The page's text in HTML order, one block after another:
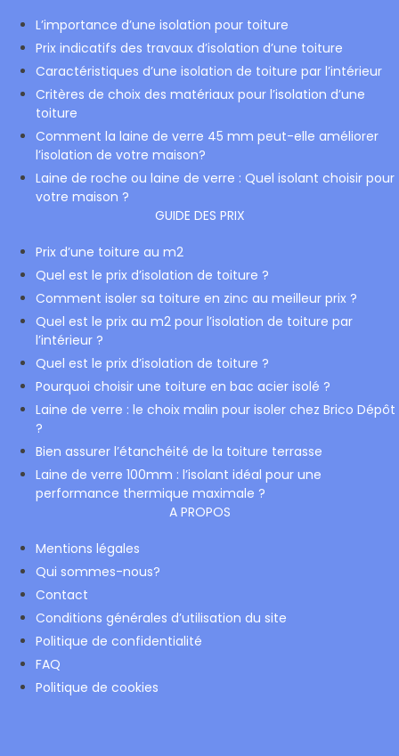
L’importance d’une isolation pour toiture
Prix indicatifs des travaux d’isolation d’une toiture
Caractéristiques d’une isolation de toiture par l’intérieur
Critères de choix des matériaux pour l’isolation d’une
toiture
Comment la laine de verre 45 mm peut-elle améliorer
l’isolation de votre maison?
Laine de roche ou laine de verre : Quel isolant choisir pour
votre maison ?
GUIDE DES PRIX
Prix d’une toiture au m2
Quel est le prix d’isolation de toiture ?
Comment isoler sa toiture en zinc au meilleur prix ?
Quel est le prix au m2 pour l’isolation de toiture par
l’intérieur ?
Quel est le prix d’isolation de toiture ?
Pourquoi choisir une toiture en bac acier isolé ?
Laine de verre : le choix malin pour isoler chez Brico Dépôt
?
Bien assurer l’étanchéité de la toiture terrasse
Laine de verre 100mm : l’isolant idéal pour une
performance thermique maximale ?
A PROPOS
Mentions légales
Qui sommes-nous?
Contact
Conditions générales d’utilisation du site
Politique de confidentialité
FAQ
Politique de cookies